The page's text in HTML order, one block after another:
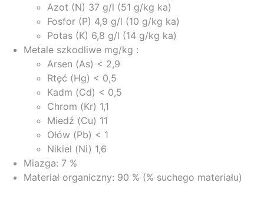
Azot (N) 37 g/l (51 g/kg ka)
Fosfor (P) 4,9 g/l (10 g/kg ka)
Potas (K) 6,8 g/l (14 g/kg ka)
Metale szkodliwe mg/kg :
Arsen (As) < 2,9
Rtęć (Hg) < 0,5
Kadm (Cd) < 0,5
Chrom (Kr) 1,1
Miedź (Cu) 11
Ołów (Pb) < 1
Nikiel (Ni) 1,6
Miazga: 7 %
Materiał organiczny: 90 % (% suchego materiału)